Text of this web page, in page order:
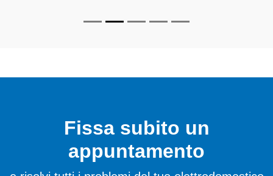
Fissa subito un
appuntamento